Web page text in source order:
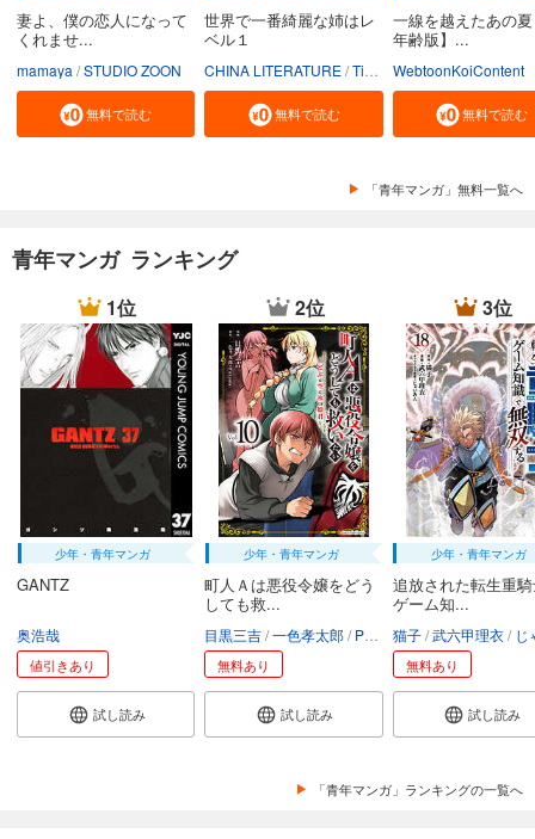
妻よ、僕の恋人になって
くれませ...
mamaya STUDIO ZOON
無料で読む
世界で一番綺麗な姉はレ
ベル１
CHINA LITERATURE Tiankongshu Mangongchang
無料で読む
一線を越えたあの
年齢版】...
WebtoonKoiContent
無料で読む
「青年マンガ」無料一覧へ
青年マンガ ランキング
1位
少年・青年マンガ
GANTZ
奥浩哉
値引きあり
試し読み
2位
少年・青年マンガ
町人Ａは悪役令嬢をどう
しても救...
目黒三吉 一色孝太郎 Parum
無料あり
試し読み
3位
少年・青年マンガ
追放された転生重
ゲーム知...
猫子 武六甲理衣 じゃ
無料あり
試し読み
「青年マンガ」ランキングの一覧へ